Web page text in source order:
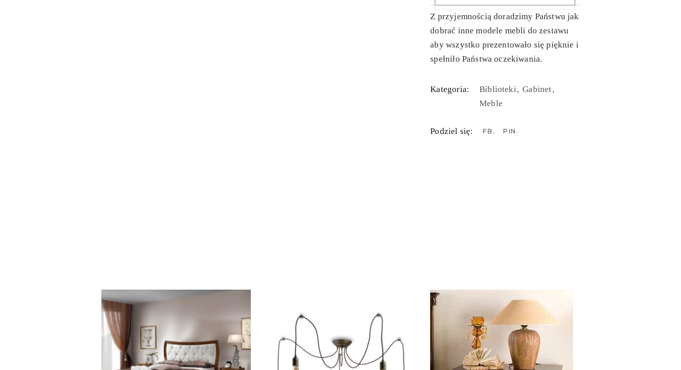
Z przyjemnością doradzimy Państwu jak
dobrać inne modele mebli do zestawu
aby wszystko prezentowało się pięknie i
spełniło Państwa oczekiwania.
Kategoria: Biblioteki Gabinet
Meble
Podziel się: FB PIN